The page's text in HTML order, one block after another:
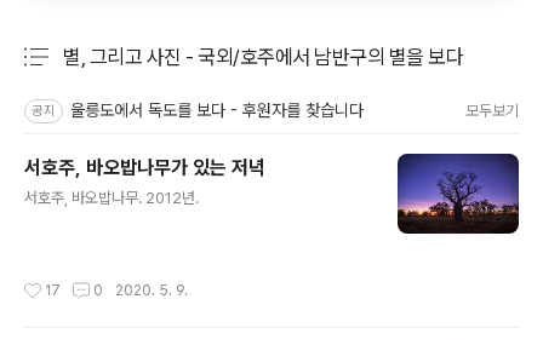
별, 그리고 사진 - 국외/호주에서 남반구의 별을 보다
공지 울릉도에서 독도를 보다 - 후원자를 찾습니다 모두보기
서호주, 바오밥나무가 있는 저녁
서호주, 바오밥나무. 2012년.
17 0 2020. 5. 9.